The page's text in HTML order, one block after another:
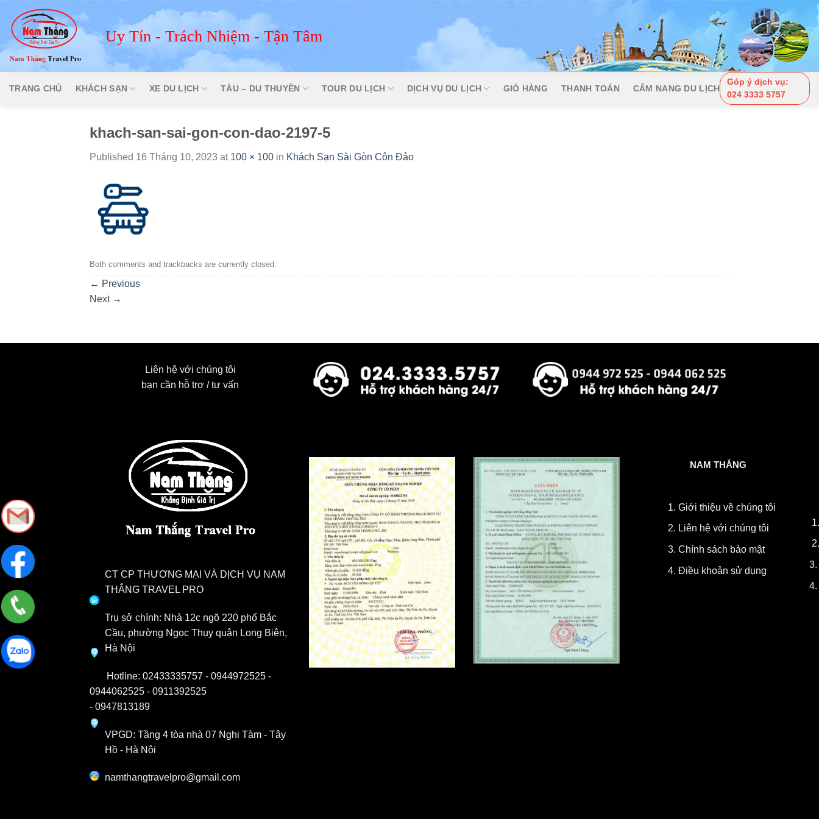
content
Uy Tín - Trách Nhiệm - Tận Tâm
TRANG CHỦ KHÁCH SẠN XE DU LỊCH TÀU – DU THUYỀN TOUR DU LỊCH DỊCH VỤ DU LỊCH GIỎ HÀNG THANH TOÁN CẨM NANG DU LỊCH
Góp ý dịch vụ:
024 3333 5757
khach-san-sai-gon-con-dao-2197-5
Published 16 Tháng 10, 2023 at 100 × 100 in Khách Sạn Sài Gòn Côn Đảo
Both comments and trackbacks are currently closed.
← Previous
Next →
Liên hệ với chúng tôi
bạn cần hỗ trợ / tư vấn
CT CP THƯƠNG MẠI VÀ DỊCH VỤ NAM
THẮNG TRAVEL PRO
Trụ sở chính: Nhà 12c ngõ 220 phố Bắc
Cầu, phường Ngọc Thụy quận Long Biên,
Hà Nội
Hotline: 02433335757 - 0944972525 -
0944062525 - 0911392525
- 0947813189
VPGD: Tầng 4 tòa nhà 07 Nghi Tàm - Tây
Hồ - Hà Nội
namthangtravelpro@gmail.com
NAM THẮNG
1. Giới thiệu về chúng tôi
2. Liên hệ với chúng tôi
3. Chính sách bảo mật
4. Điều khoản sử dụng
3.
4.